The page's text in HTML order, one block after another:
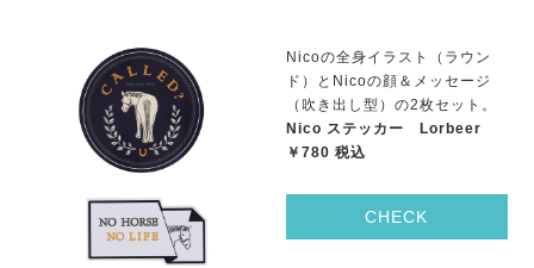
Nicoの全身イラスト（ラウン
ド）とNicoの顔＆メッセージ
（吹き出し型）の2枚セット。
Nico ステッカー Lorbeer
￥780 税込
CHECK